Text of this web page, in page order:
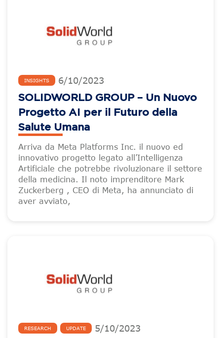
INSIGHTS 6/10/2023
SOLIDWORLD GROUP – Un Nuovo
Progetto AI per il Futuro della
Salute Umana
Arriva da Meta Platforms Inc. il nuovo ed
innovativo progetto legato all’Intelligenza
Artificiale che potrebbe rivoluzionare il settore
della medicina. Il noto imprenditore Mark
Zuckerberg , CEO di Meta, ha annunciato di
aver avviato,
RESEARCH UPDATE 5/10/2023